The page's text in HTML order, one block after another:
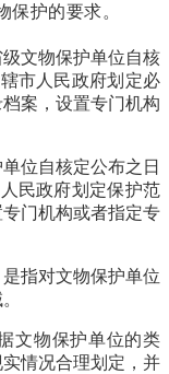
保护的要求。
文物保护单位自核
市人民政府划定必
案，设置专门机构
位自核定公布之日
民政府划定保护范
门机构或者指定专
指对文物保护单位
文物保护单位的类
情况合理划定，并